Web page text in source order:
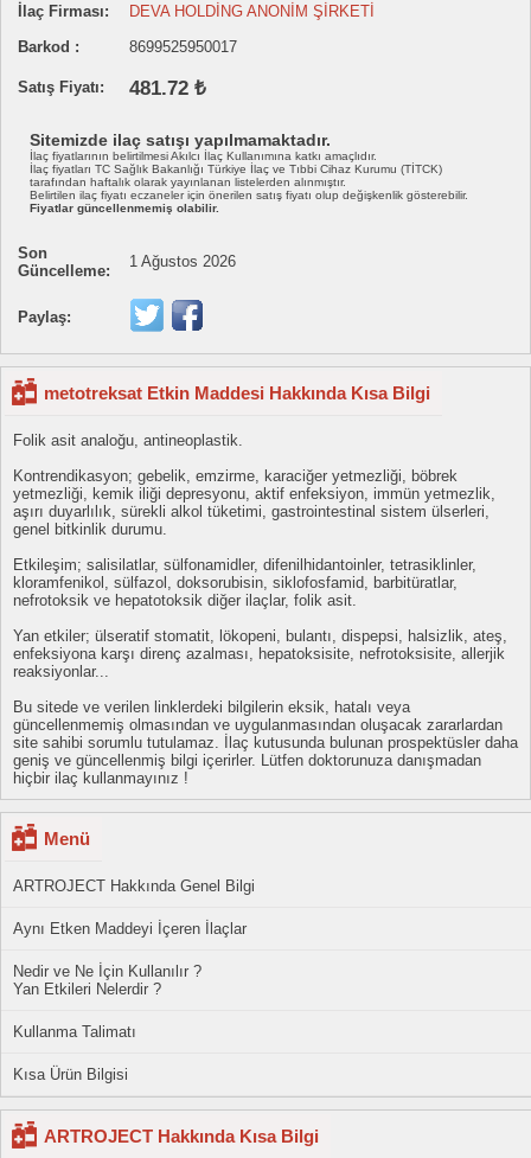
İlaç Firması:
DEVA HOLDİNG ANONİM ŞİRKETİ
Barkod :
8699525950017
Satış Fiyatı: 481.72 ₺
Sitemizde ilaç satışı yapılmamaktadır.
İlaç fiyatlarının belirtilmesi Akılcı İlaç Kullanımına katkı amaçlıdır.
İlaç fiyatları TC Sağlık Bakanlığı Türkiye İlaç ve Tıbbi Cihaz Kurumu (TİTCK)
tarafından haftalık olarak yayınlanan listelerden alınmıştır.
Belirtilen ilaç fiyatı eczaneler için önerilen satış fiyatı olup değişkenlik gösterebilir.
Fiyatlar güncellenmemiş olabilir.
Son
Güncelleme:
1 Ağustos 2026
Paylaş:
metotreksat Etkin Maddesi Hakkında Kısa Bilgi
Folik asit analoğu, antineoplastik.
Kontrendikasyon; gebelik, emzirme, karaciğer yetmezliği, böbrek
yetmezliği, kemik iliği depresyonu, aktif enfeksiyon, immün yetmezlik,
aşırı duyarlılık, sürekli alkol tüketimi, gastrointestinal sistem ülserleri,
genel bitkinlik durumu.
Etkileşim; salisilatlar, sülfonamidler, difenilhidantoinler, tetrasiklinler,
kloramfenikol, sülfazol, doksorubisin, siklofosfamid, barbitüratlar,
nefrotoksik ve hepatotoksik diğer ilaçlar, folik asit.
Yan etkiler; ülseratif stomatit, lökopeni, bulantı, dispepsi, halsizlik, ateş,
enfeksiyona karşı direnç azalması, hepatoksisite, nefrotoksisite, allerjik
reaksiyonlar...
Bu sitede ve verilen linklerdeki bilgilerin eksik, hatalı veya
güncellenmemiş olmasından ve uygulanmasından oluşacak zararlardan
site sahibi sorumlu tutulamaz. İlaç kutusunda bulunan prospektüsler daha
geniş ve güncellenmiş bilgi içerirler. Lütfen doktorunuza danışmadan
hiçbir ilaç kullanmayınız !
Menü
ARTROJECT Hakkında Genel Bilgi
Aynı Etken Maddeyi İçeren İlaçlar
Nedir ve Ne İçin Kullanılır ?
Yan Etkileri Nelerdir ?
Kullanma Talimatı
Kısa Ürün Bilgisi
ARTROJECT Hakkında Kısa Bilgi